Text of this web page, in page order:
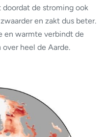
de stroming ook
en zakt dus beter.
en warmte verbindt de
heel de Aarde.